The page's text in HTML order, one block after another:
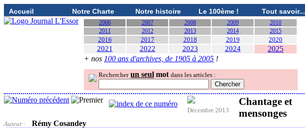
Accueil Notre Charte Notre histoire Le 100ème ! Tout savoir...
2006 2007 2008 2009
2010
2011
2012 2013 2014 2015
2016 2017 2018 2019 2020
2021 2022 2023 2024
2025
+ nos 100 ans d'archives, de 1905 à 2005 !
Rechercher un seul mot dans les articles :
Décembre 2013
Chantage et
mensonges
Auteur : Rémy Cosandey